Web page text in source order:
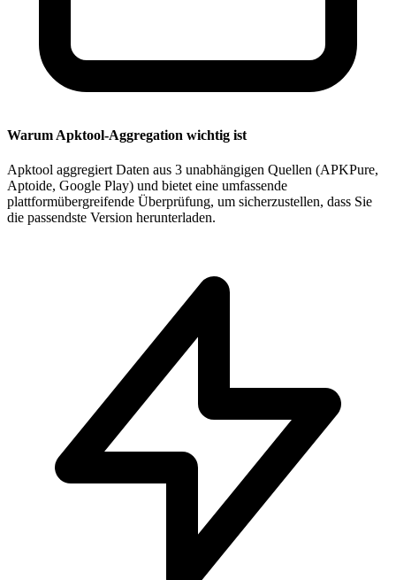
Warum Apktool-Aggregation wichtig ist
Apktool aggregiert Daten aus 3 unabhängigen Quellen (APKPure,
Aptoide, Google Play) und bietet eine umfassende
plattformübergreifende Überprüfung, um sicherzustellen, dass Sie
die passendste Version herunterladen.